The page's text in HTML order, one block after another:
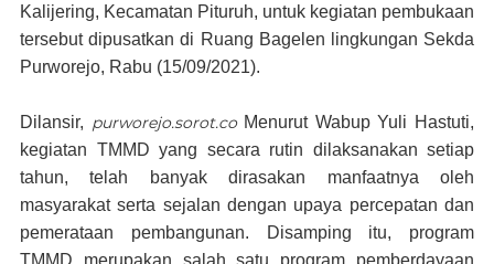
Kalijering, Kecamatan Pituruh, untuk kegiatan pembukaan
tersebut dipusatkan di Ruang Bagelen lingkungan Sekda
Purworejo, Rabu (15/09/2021).
Dilansir, purworejo.sorot.co Menurut Wabup Yuli Hastuti,
kegiatan TMMD yang secara rutin dilaksanakan setiap
tahun, telah banyak dirasakan manfaatnya oleh
masyarakat serta sejalan dengan upaya percepatan dan
pemerataan pembangunan. Disamping itu, program
TMMD merupakan salah satu program pemberdayaan